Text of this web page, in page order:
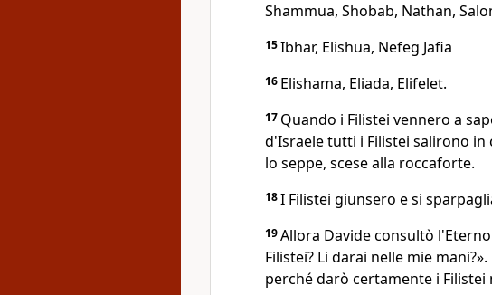
Shammua, Shobab, Nathan,
15Ibhar, Elishua, Nefeg Jafia
16 Elishama, Eliada, Elifelet.
17 Quando i Filistei vennero a
d'Israele tutti i Filistei salirono in
lo seppe, scese alla roccaforte.
18I Filistei giunsero e si
19Allora Davide consultò
Filistei? Li darai nelle mie
perché darò certamente i Filistei